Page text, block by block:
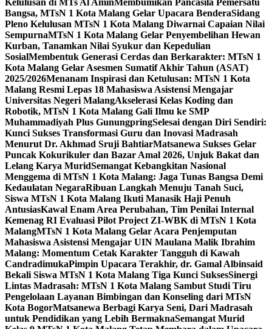
Kelulusan di MTs Al Amin Membumikan Pancasila Pemersatu
Bangsa, MTsN 1 Kota Malang Gelar Upacara BenderaSidang
Pleno Kelulusan MTsN 1 Kota Malang Diwarnai Capaian Nilai
SempurnaMTsN 1 Kota Malang Gelar Penyembelihan Hewan
Kurban, Tanamkan Nilai Syukur dan Kepedulian
SosialMembentuk Generasi Cerdas dan Berkarakter: MTsN 1
Kota Malang Gelar Asesmen Sumatif Akhir Tahun (ASAT)
2025/2026Menanam Inspirasi dan Ketulusan: MTsN 1 Kota
Malang Resmi Lepas 18 Mahasiswa Asistensi Mengajar
Universitas Negeri MalangAkselerasi Kelas Koding dan
Robotik, MTsN 1 Kota Malang Gali Ilmu ke SMP
Muhammadiyah Plus GunungpringSelesai dengan Diri Sendiri:
Kunci Sukses Transformasi Guru dan Inovasi Madrasah
Menurut Dr. Akhmad Sruji BahtiarMatsanewa Sukses Gelar
Puncak Kokurikuler dan Bazar Amal 2026, Unjuk Bakat dan
Lelang Karya MuridSemangat Kebangkitan Nasional
Menggema di MTsN 1 Kota Malang: Jaga Tunas Bangsa Demi
Kedaulatan NegaraRibuan Langkah Menuju Tanah Suci,
Siswa MTsN 1 Kota Malang Ikuti Manasik Haji Penuh
AntusiasKawal Enam Area Perubahan, Tim Penilai Internal
Kemenag RI Evaluasi Pilot Project ZI-WBK di MTsN 1 Kota
MalangMTsN 1 Kota Malang Gelar Acara Penjemputan
Mahasiswa Asistensi Mengajar UIN Maulana Malik Ibrahim
Malang: Momentum Cetak Karakter Tangguh di Kawah
CandradimukaPimpin Upacara Terakhir, dr. Gamal Albinsaid
Bekali Siswa MTsN 1 Kota Malang Tiga Kunci SuksesSinergi
Lintas Madrasah: MTsN 1 Kota Malang Sambut Studi Tiru
Pengelolaan Layanan Bimbingan dan Konseling dari MTsN
Kota BogorMatsanewa Berbagi Karya Seni, Dari Madrasah
untuk Pendidikan yang Lebih BermaknaSemangat Murid